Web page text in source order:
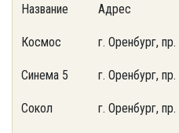
Название Адрес
Космос г. Оренбург,
Синема 5 г. Оренбург,
Сокол г. Оренбург,